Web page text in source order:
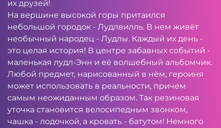
их друзей!
На вершине высокой горы притаился
небольшой городок - Лудлвилль. В нем живёт
необычный народец - Лудлы. Каждый их день -
это целая история! В центре забавных событий -
маленькая лудл-Энн и её волшебный альбомчик.
Любой предмет, нарисованный в нём, героиня
может использовать в реальности, причем
самым неожиданным образом. Так резиновая
уточка становится велосипедным звонком,
чашка - лодочкой, а кровать - батутом! Немного